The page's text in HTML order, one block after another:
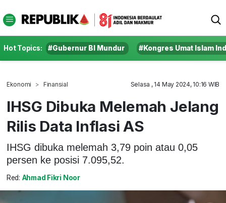
Hot Topics: #Gubernur BI Mundur #Kongres Umat Islam
Ekonomi Finansial Selasa , 14 May 2024, 10:16 WIB
IHSG Dibuka Melemah Jelang
Rilis Data Inflasi AS
IHSG dibuka melemah 3,79 poin atau 0,05
persen ke posisi 7.095,52.
Red: Ahmad Fikri Noor